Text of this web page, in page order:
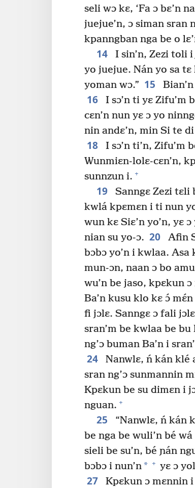
seli wɔ kɛ, ‘Fa ɔ bɛ’n
juejue’n, ɔ siman sran
kpanngban nga be o
14
I sin’n, Zezi toli
yo juejue. Nán yo sa
yoman wɔ.” 15
16
I sɔ’n ti yɛ Zifu’m
cɛn’n nun yɛ ɔ yo
nin andɛ’n, min Si te
18
I sɔ’n ti’n, Zifu’m
Wunmiɛn-lolɛ-cɛn’n,
sunnzun i. +
19
Sanngɛ Zezi tɛli
kwlá kpɛmɛn i ti nun
wun kɛ Siɛ’n yo’n, yɛ ɔ
nian su yo-ɔ. 20 Afin
bɔbɔ yo’n i kwlaa.
mun-ɔn, naan ɔ bo
wu’n be jaso, kpɛkun
Ba’n kusu klo kɛ ɔ́
fi jɔlɛ. Sanngɛ ɔ fali
sran’m be kwlaa be bu
ng’ɔ buman Ba’n i
24
Nanwlɛ, ń kán klé
sran ng’ɔ sunmannin
Kpɛkun be su dimɛn i
nguan. +
25
“Nanwlɛ, ń kán
be nga be wuli’n bé
sieli be su’n, bé ɲán
bɔbɔ i nun’n* + yɛ ɔ
27 Kpɛkun ɔ mɛnnin